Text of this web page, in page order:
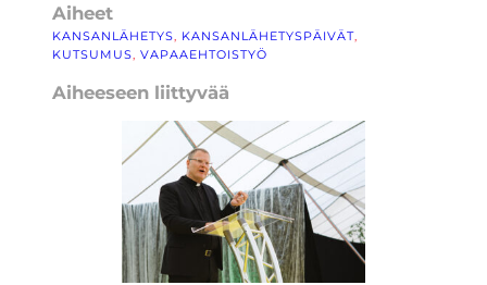
Aiheet
KANSANLÄHETYS, KANSANLÄHETYSPÄIVÄT
KUTSUMUS, VAPAAEHTOISTYÖ
Aiheeseen liittyvää